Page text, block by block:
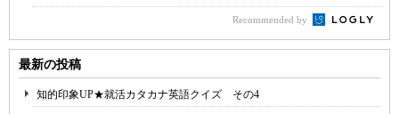
Recommended by
最新の投稿
知的印象UP★就活カタカナ英語クイズ その4